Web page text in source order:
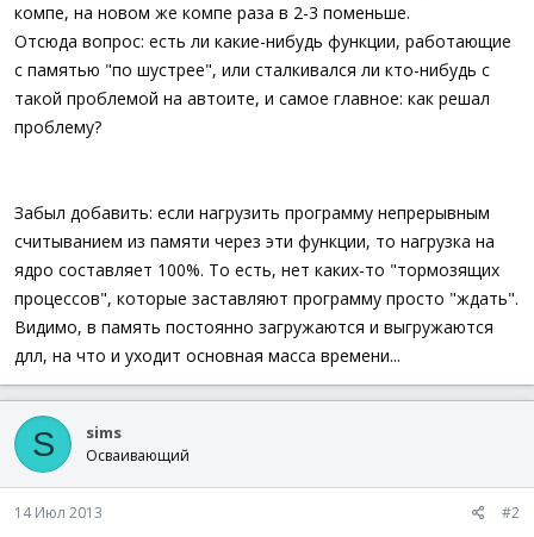
компе, на новом же компе раза в 2-3 поменьше.
Отсюда вопрос: есть ли какие-нибудь функции, работающие
с памятью "по шустрее", или сталкивался ли кто-нибудь с
такой проблемой на автоите, и самое главное: как решал
проблему?
Забыл добавить: если нагрузить программу непрерывным
считыванием из памяти через эти функции, то нагрузка на
ядро составляет 100%. То есть, нет каких-то "тормозящих
процессов", которые заставляют программу просто "ждать".
Видимо, в память постоянно загружаются и выгружаются
длл, на что и уходит основная масса времени...
S sims
Осваивающий
14 Июл 2013 #2